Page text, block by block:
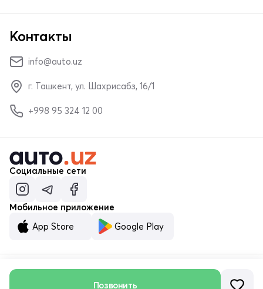
Позвонить
Контакты
info@auto.uz
г. Ташкент, ул. Шахрисабз, 16/1
+998 95 324 12 00
Социальные сети
Мобильное приложение
App Store
Google Play
© ООО «MALUMOTNOMA» 2023–2026